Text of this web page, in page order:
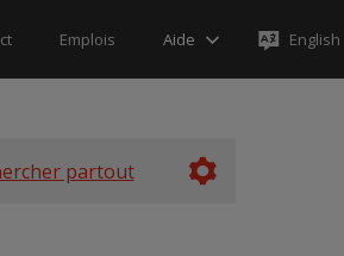
Emplois Aide English
partout